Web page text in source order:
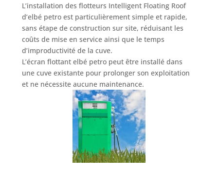
L’installation des flotteurs Intelligent Floating Roof
d’elbé petro est particulièrement simple et rapide,
sans étape de construction sur site, réduisant les
coûts de mise en service ainsi que le temps
d’improductivité de la cuve.
L’écran flottant elbé petro peut être installé dans
une cuve existante pour prolonger son exploitation
et ne nécessite aucune maintenance.